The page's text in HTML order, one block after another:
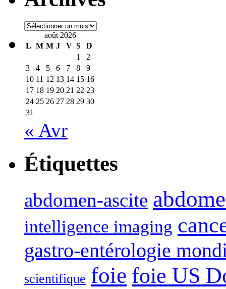
Archives
août 2026
L M M J V S
D
1
2
3
4 5 6 7 8
9
10 11 12 13 14 15 16
17 18 19 20 21 22 23
24 25 26 27 28 29 30
31
« Avr
Étiquettes
abdomen-ascite
intelligence imaging
gastro-entérologie
scientifique foie foie US